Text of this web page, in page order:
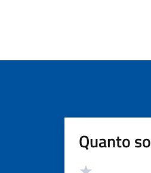
Quanto
Valutazione